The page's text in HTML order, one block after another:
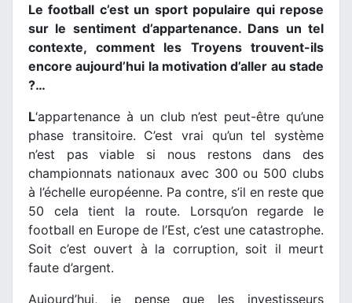
Le football c’est un sport populaire qui repose
sur le sentiment d’appartenance. Dans un tel
contexte, comment les Troyens trouvent-ils
encore aujourd’hui la motivation d’aller au stade
?…
L‘appartenance à un club n’est peut-être qu’une
phase transitoire. C’est vrai qu’un tel système
n’est pas viable si nous restons dans des
championnats nationaux avec 300 ou 500 clubs
à l’échelle européenne. Pa contre, s’il en reste que
50 cela tient la route. Lorsqu’on regarde le
football en Europe de l’Est, c’est une catastrophe.
Soit c’est ouvert à la corruption, soit il meurt
faute d’argent.
Aujourd’hui, je pense que les investisseurs